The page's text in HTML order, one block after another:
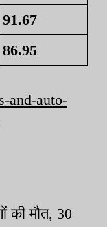
91.67
86.95
and-auto-
की मौत, 30